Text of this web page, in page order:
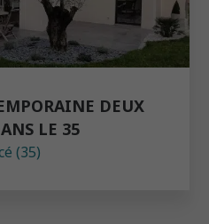
DEUX
LE 35
(35)